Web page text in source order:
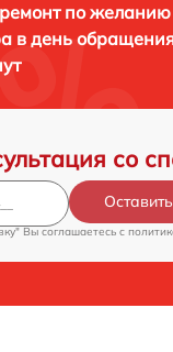
ремонт по желанию
в день
со
Вы соглашаетесь c